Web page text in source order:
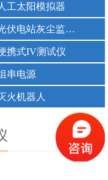
人工太阳模拟器
光伏电站灰尘监测仪器
携式IV测试仪
串电源
火机器人